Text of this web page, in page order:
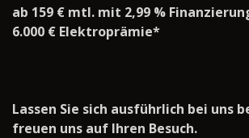
ab 159 € mtl. mit 2,99 %
6.000 € Elektroprämie*
Lassen Sie sich ausführlich bei uns
freuen uns auf Ihren Besuch.